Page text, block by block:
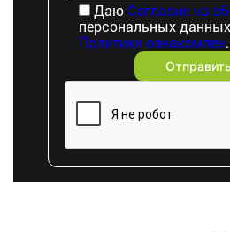
Даю Согласие на
персональных
Политики ознакомлен.